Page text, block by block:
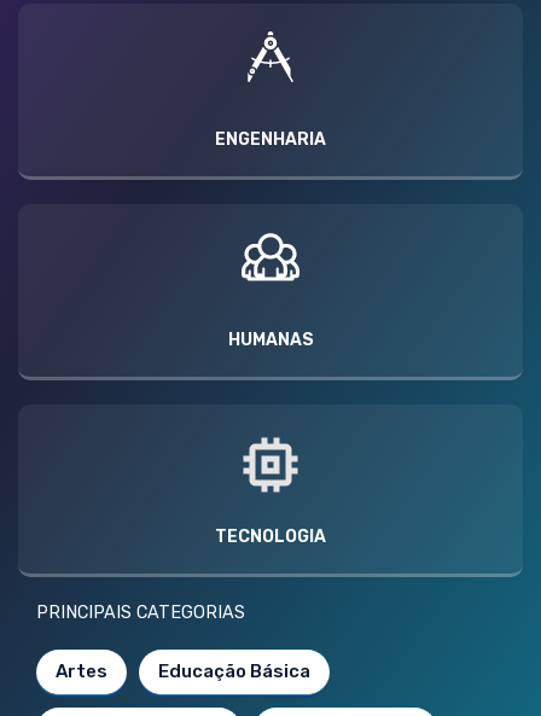
ENGENHARIA
HUMANAS
TECNOLOGIA
PRINCIPAIS CATEGORIAS
Artes Educação Básica